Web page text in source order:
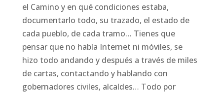
el Camino y en qué condiciones estaba,
documentarlo todo, su trazado, el estado de
cada pueblo, de cada tramo… Tienes que
pensar que no había Internet ni móviles, se
hizo todo andando y después a través de miles
de cartas, contactando y hablando con
gobernadores civiles, alcaldes… Todo por